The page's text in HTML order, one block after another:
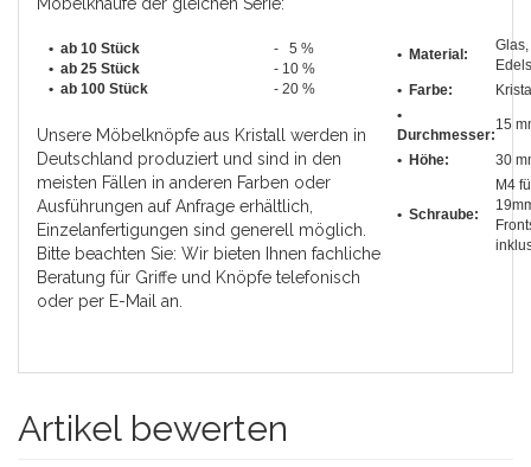
• ab 10 Stück
- 5 %
• ab 25 Stück
- 10 %
• ab 100 Stück - 20 %
Unsere Möbelknöpfe aus Kristall werden in
Deutschland produziert und sind in den
meisten Fällen in anderen Farben oder
Ausführungen auf Anfrage erhältlich,
Einzelanfertigungen sind generell möglich.
Bitte beachten Sie: Wir bieten Ihnen fachliche
Beratung für Griffe und Knöpfe telefonisch
oder per E-Mail an.
• Material:
Glas,
• Farbe:
•
Durchmesser:
15
• Höhe: 30
• Schraube:
M4
Artikel bewerten